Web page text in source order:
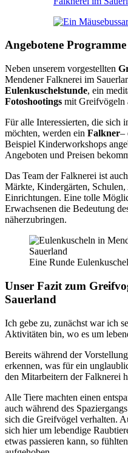
Angebotene
Neben unserem vorgestellten
Mendener Falknerei im
Eulenkuschelstunde, ein
Fotoshootings mit Greifvögeln
Für alle Interessierten, die sich
möchten, werden ein Falkner–
Beispiel Kinderworkshops
Angeboten und Preisen
Das Team der Falknerei ist
Märkte, Kindergärten,
Einrichtungen. Eine tolle
Erwachsenen die Bedeutung
näherzubringen.
Eine Runde
Unser Fazit zum
Sauerland
Ich gebe zu, zunächst war ich
Aktivitäten bin, wo es um
Bereits während der
erkennen, was für ein
den Mitarbeitern der Falknerei
Alle Tiere machten einen
auch während des
sich die Greifvögel verhalten.
sich hier um lebendige
etwas passieren kann, so